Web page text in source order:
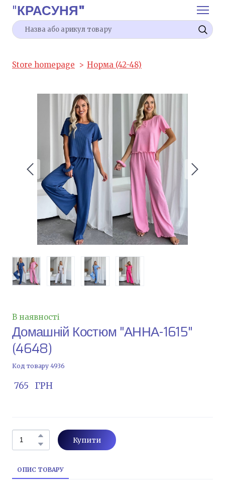
"КРАСУНЯ"
Store homepage Норма (42-48)
В наявності
Домашній Костюм "АННА-1615"
(4648)
Код товару 4936
765   ГРН
Купити
ОПИС ТОВАРУ